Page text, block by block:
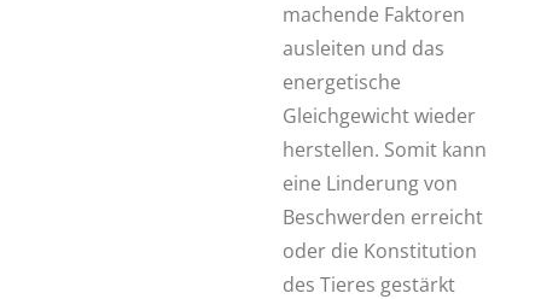
machende Faktoren
ausleiten und das
energetische
Gleichgewicht wieder
herstellen. Somit kann
eine Linderung von
Beschwerden erreicht
oder die Konstitution
des Tieres gestärkt